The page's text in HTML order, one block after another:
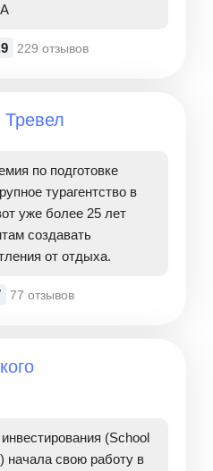
229 отзывов
по подготовке
турагентство в
уже более 25 лет
создавать
от отдыха.
77 отзывов
(School
начала свою работу в